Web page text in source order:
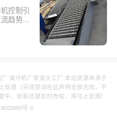
控制引
趋势。
无法实
清污机厂家源头工厂 本站资源来源于
处理（另违禁词在此声明全部无效，不
，如有还望及时告知，将马上处理）
号-5